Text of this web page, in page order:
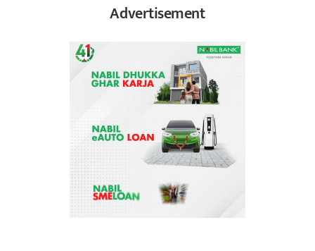
Advertisement